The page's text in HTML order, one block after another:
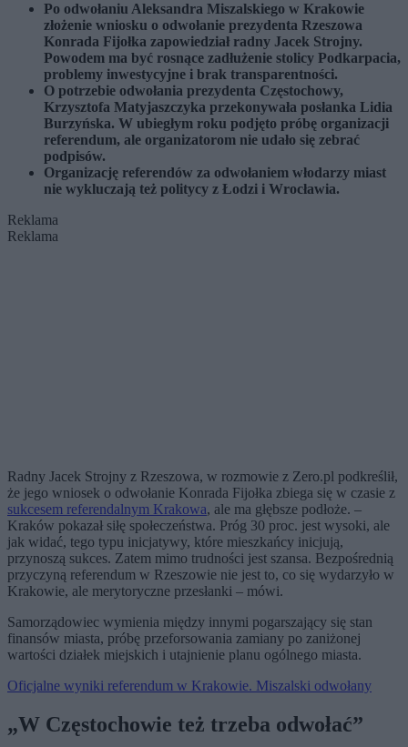
Po odwołaniu Aleksandra Miszalskiego w Krakowie
złożenie wniosku o odwołanie prezydenta Rzeszowa
Konrada Fijołka zapowiedział radny Jacek Strojny.
Powodem ma być rosnące zadłużenie stolicy Podkarpacia,
problemy inwestycyjne i brak transparentności.
O potrzebie odwołania prezydenta Częstochowy,
Krzysztofa Matyjaszczyka przekonywała posłanka Lidia
Burzyńska. W ubiegłym roku podjęto próbę organizacji
referendum, ale organizatorom nie udało się zebrać
podpisów.
Organizację referendów za odwołaniem włodarzy miast
nie wykluczają też politycy z Łodzi i Wrocławia.
Reklama
Reklama
Radny Jacek Strojny z Rzeszowa, w rozmowie z Zero.pl podkreślił,
że jego wniosek o odwołanie Konrada Fijołka zbiega się w czasie z
sukcesem referendalnym Krakowa, ale ma głębsze podłoże. –
Kraków pokazał siłę społeczeństwa. Próg 30 proc. jest wysoki, ale
jak widać, tego typu inicjatywy, które mieszkańcy inicjują,
przynoszą sukces. Zatem mimo trudności jest szansa. Bezpośrednią
przyczyną referendum w Rzeszowie nie jest to, co się wydarzyło w
Krakowie, ale merytoryczne przesłanki – mówi.
Samorządowiec wymienia między innymi pogarszający się stan
finansów miasta, próbę przeforsowania zamiany po zaniżonej
wartości działek miejskich i utajnienie planu ogólnego miasta.
Oficjalne wyniki referendum w Krakowie. Miszalski odwołany
„W Częstochowie też trzeba odwołać”